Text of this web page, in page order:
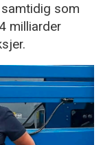
som
milliarder